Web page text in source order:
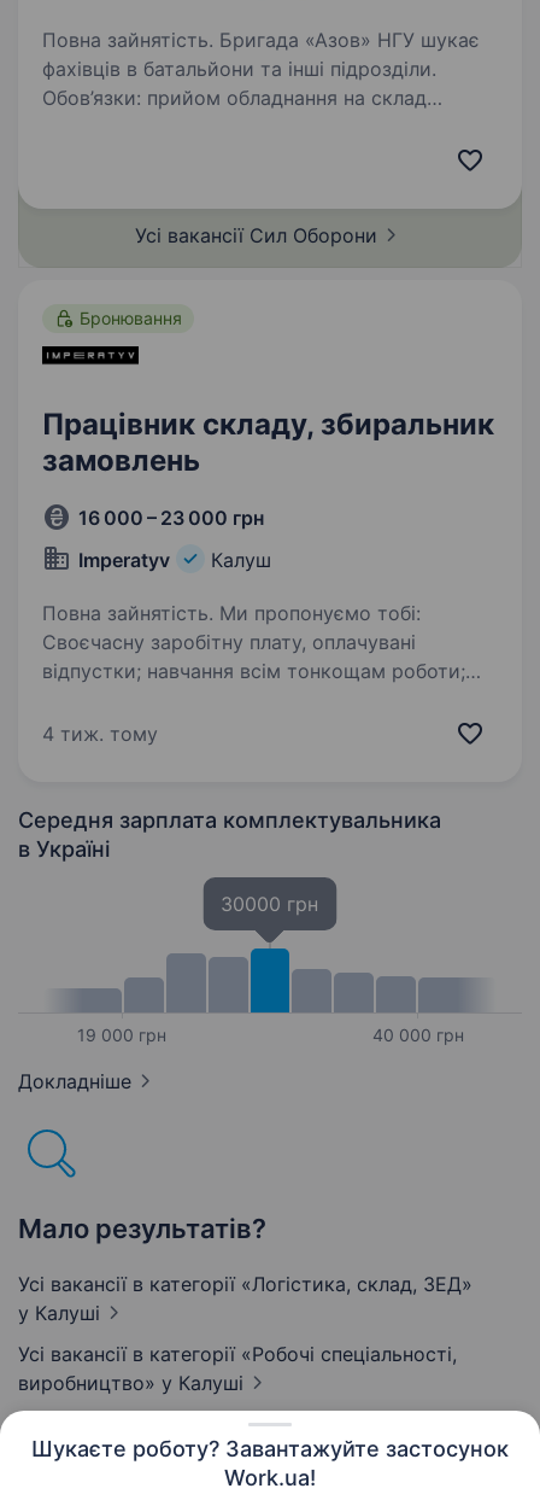
Шукаєте роботу? Завантажуйте застосунок
Work.ua!
Повна зайнятість. Бригада «Азов» НГУ шукає
фахівців в батальйони та інші підрозділи.
Обов’язки: прийом обладнання на склад
Усі вакансії Сил Оборони
Бронювання
Працівник складу, збиральник
замовлень
16 000 – 23 000 грн
Imperatyv
Калуш
Повна зайнятість. Ми пропонуємо тобі:
Своєчасну заробітну плату, оплачувані
відпустки; навчання всім тонкощам роботи;
зростання; ЗАБЕЗПЕЧУЄМО ЖИТЛОМ НА
4 тиж. тому
Середня зарплата комплектувальника
в Україні
19 000 грн
30000 грн
40 000 грн
Докладніше
Мало результатів?
Усі вакансії в категорії «Логістика, склад, ЗЕД»
у Калуші
Усі вакансії в категорії «Робочі спеціальності,
виробництво» у Калуші